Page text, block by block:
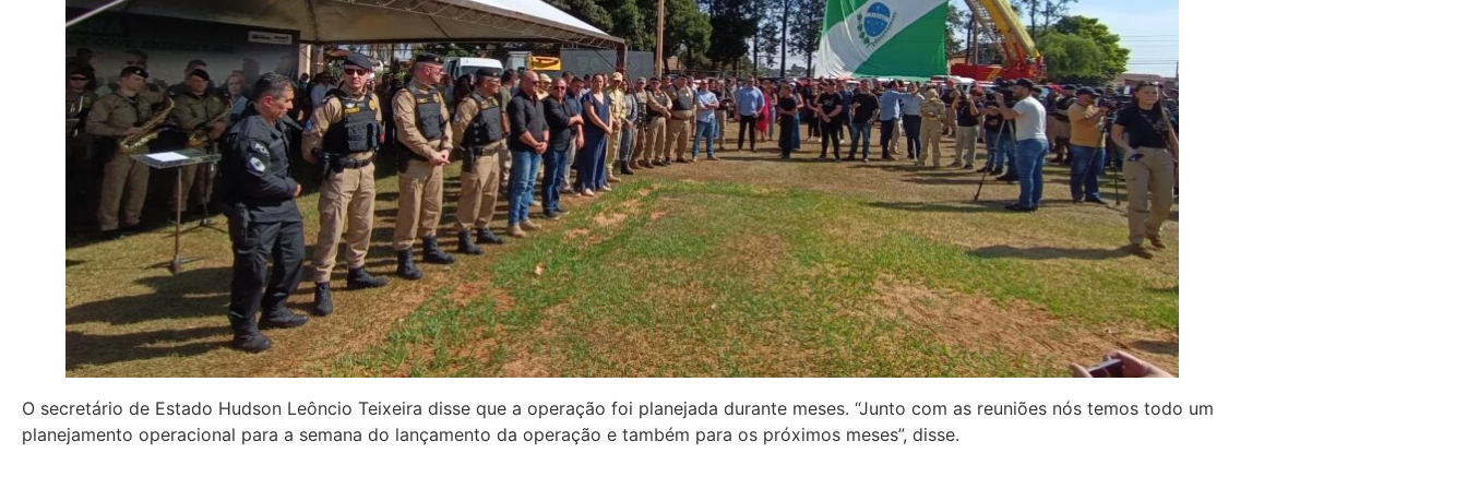
O secretário de Estado Hudson Leôncio Teixeira disse que a operação foi planejada durante meses. “Junto com as reuniões nós temos todo um
planejamento operacional para a semana do lançamento da operação e também para os próximos meses”, disse.